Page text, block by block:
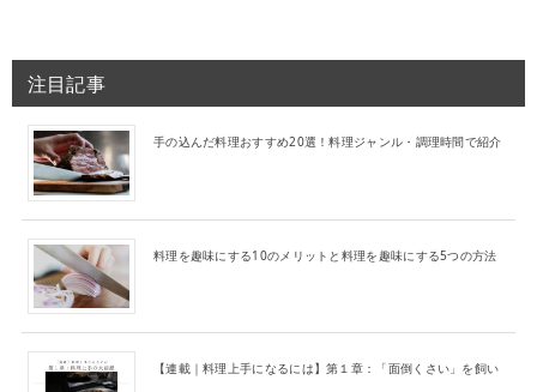
注目記事
手の込んだ料理おすすめ20選！料理ジャンル・調理時間で紹介
料理を趣味にする10のメリットと料理を趣味にする5つの方法
【連載｜料理上手になるには】第１章：「面倒くさい」を飼い